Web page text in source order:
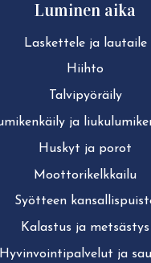
Luminen aika
Laskettele ja lautaile
Hiihto
Tal­vi­pyö­räi­ly
ja
Huskyt ja porot
Moot­to­ri­kelk­kai­lu
Syötteen
Kalastus ja metsästys
Hy­vin­voin­ti­pal­ve­lut ja